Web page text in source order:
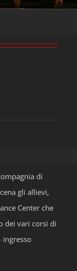
di
gli allievi,
Center che
dei vari corsi di
ingresso